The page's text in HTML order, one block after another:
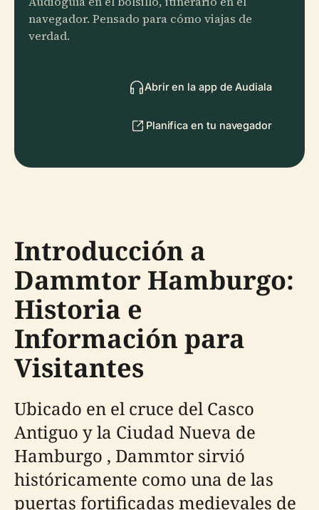
navegador. Pensado para cómo viajas de
verdad.
Abrir en la app de Audiala
Planifica en tu navegador
Introducción a
Dammtor Hamburgo:
Historia e
Información para
Visitantes
Ubicado en el cruce del Casco
Antiguo y la Ciudad Nueva de
Hamburgo , Dammtor sirvió
históricamente como una de las
puertas fortificadas medievales de